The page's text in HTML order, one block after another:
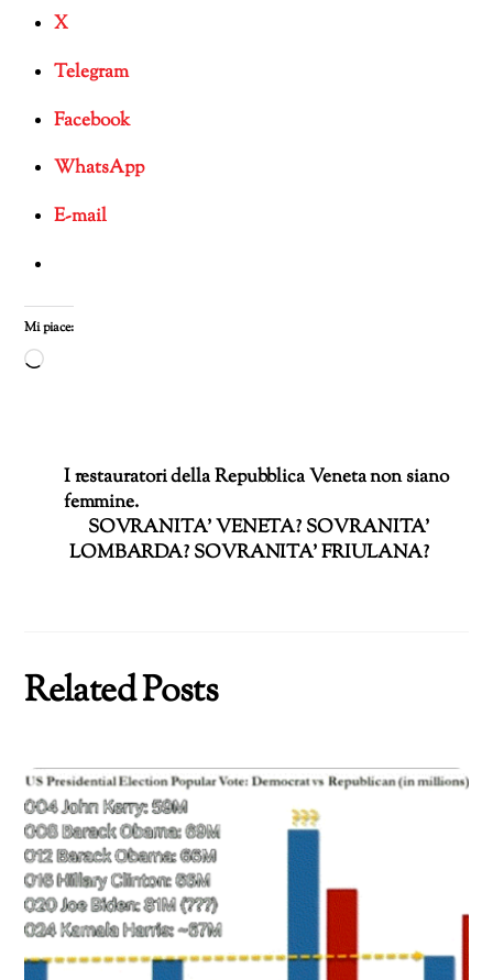
X
Telegram
Facebook
WhatsApp
E-mail
Mi piace:
Caricamento
I restauratori della Repubblica Veneta non siano
femmine.
SOVRANITA’ VENETA? SOVRANITA’
LOMBARDA? SOVRANITA’ FRIULANA?
Related Posts